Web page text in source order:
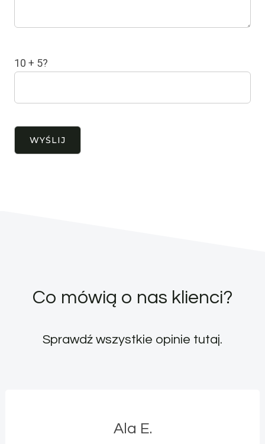
10 + 5?
Co mówią o nas klienci?
Sprawdź wszystkie opinie tutaj.
Ala E.